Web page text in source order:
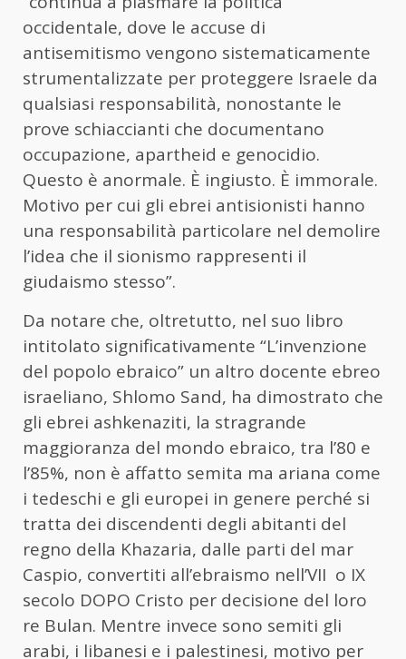
occidentale, dove le accuse di
antisemitismo vengono sistematicamente
strumentalizzate per proteggere Israele da
qualsiasi responsabilità, nonostante le
prove schiaccianti che documentano
occupazione, apartheid e genocidio.
Questo è anormale. È ingiusto. È immorale.
Motivo per cui gli ebrei antisionisti hanno
una responsabilità particolare nel demolire
l’idea che il sionismo rappresenti il
giudaismo stesso”.
Da notare che, oltretutto, nel suo libro
intitolato significativamente “L’invenzione
del popolo ebraico” un altro docente ebreo
israeliano, Shlomo Sand, ha dimostrato che
gli ebrei ashkenaziti, la stragrande
maggioranza del mondo ebraico, tra l’80 e
l’85%, non è affatto semita ma ariana come
i tedeschi e gli europei in genere perché si
tratta dei discendenti degli abitanti del
regno della Khazaria, dalle parti del mar
Caspio, convertiti all’ebraismo nell’VII o IX
secolo DOPO Cristo per decisione del loro
re Bulan. Mentre invece sono semiti gli
arabi, i libanesi e i palestinesi, motivo per